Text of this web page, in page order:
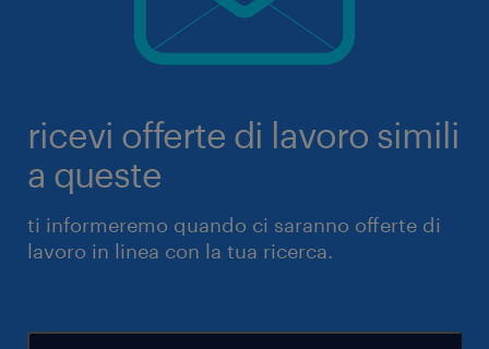
ricevi offerte di lavoro simili
a queste
ti informeremo quando ci saranno offerte di
lavoro in linea con la tua ricerca.